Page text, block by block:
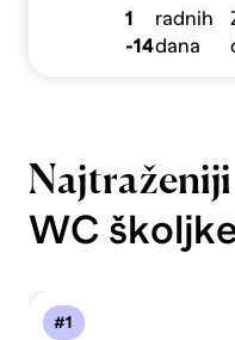
1
-14
radnih
dana
WC
#1